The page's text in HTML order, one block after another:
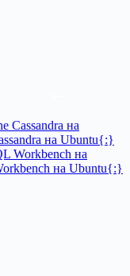
Cassandra на
на Ubuntu{:}
Workbench на
на Ubuntu{:}